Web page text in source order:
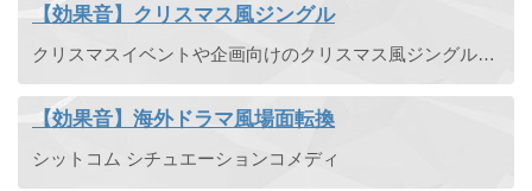
【効果音】クリスマス風ジングル
クリスマスイベントや企画向けのクリスマス風ジングルです。クリスマスな雰囲気を醸すにはピッタリ。
【効果音】海外ドラマ風場面転換
シットコム シチュエーションコメディ